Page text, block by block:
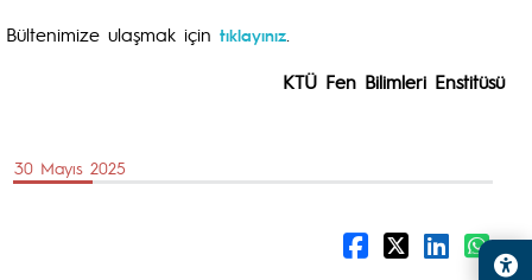
Bültenimize ulaşmak için tıklayınız
KTÜ Fen Bilimleri Enstitüsü
30 Mayıs 2025